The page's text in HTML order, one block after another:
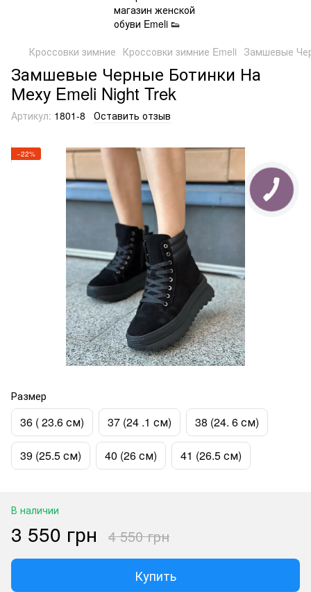
Кроссовки зимние Кроссовки зимние Emeli Замшевые
Замшевые Черные Ботинки На
Меху Emeli Night Trek
Артикул: 1801-8 Оставить отзыв
−22%
Размер
36 ( 23.6 см) 37 (24 .1 см) 38 (24. 6 см)
39 (25.5 см) 40 (26 см) 41 (26.5 см)
В наличии
3 550 грн 4 550 грн
Купить